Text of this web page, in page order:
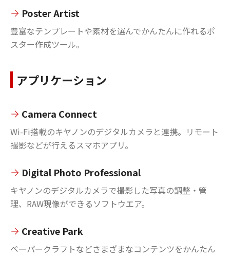
Poster Artist
豊富なテンプレートや素材を選んでかんたんに作れるポ
スター作成ツール。
アプリケーション
Camera Connect
Wi-Fi搭載のキヤノンのデジタルカメラと連携。リモート
撮影などが行えるスマホアプリ。
Digital Photo Professional
キヤノンのデジタルカメラで撮影した写真の調整・管
理、RAW現像ができるソフトウエア。
Creative Park
ペーパークラフトなどさまざまなコンテンツをかんたん